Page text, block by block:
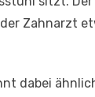
Zahnarzt
dabei